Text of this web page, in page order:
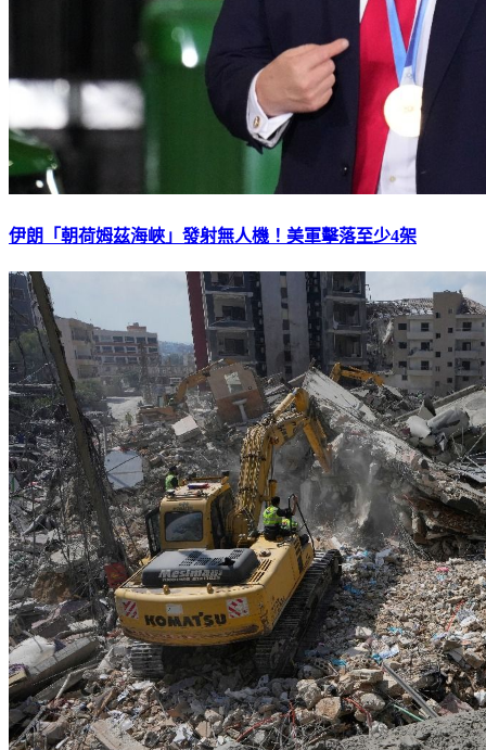
伊朗「朝荷姆茲海峽」發射無人機！美軍擊落至少4架